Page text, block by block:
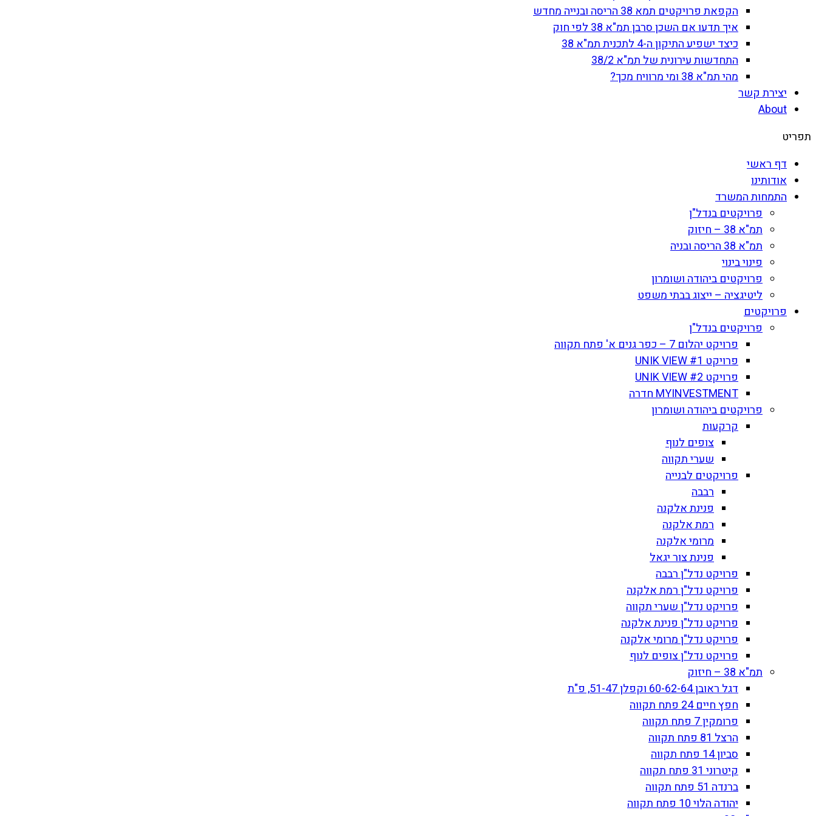
הקפאת פרויקטים תמא 38 הריסה ובנייה מחדש
איך תדעו אם השכן סרבן תמ"א 38 לפי חוק
כיצד ישפיע התיקון ה-4 לתכנית תמ"א 38
התחדשות עירונית של תמ"א 38/2
מהי תמ"א 38 ומי מרוויח מכך?
יצירת קשר
About
תפריט
דף ראשי
אודותינו
התמחות המשרד
פרויקטים בנדל"ן
תמ"א 38 – חיזוק
תמ"א 38 הריסה ובניה
פינוי בינוי
פרויקטים ביהודה ושומרון
ליטיגציה – ייצוג בבתי משפט
פרויקטים
פרויקטים בנדל"ן
פרויקט יהלום 7 – כפר גנים א' פתח תקווה
פרויקט UNIK VIEW #1
פרויקט UNIK VIEW #2
MYINVESTMENT חדרה
פרויקטים ביהודה ושומרון
קרקעות
צופים לנוף
שערי תקווה
פרויקטים לבנייה
רבבה
פנינת אלקנה
רמת אלקנה
מרומי אלקנה
פנינת צור יגאל
פרויקט נדל"ן רבבה
פרויקט נדל"ן רמת אלקנה
פרויקט נדל"ן שערי תקווה
פרויקט נדל"ן פנינת אלקנה
פרויקט נדל"ן מרומי אלקנה
פרויקט נדל"ן צופים לנוף
תמ"א 38 – חיזוק
דגל ראובן 60-62-64 וקפלן 51-47, פ"ת
חפץ חיים 24 פתח תקווה
פרומקין 7 פתח תקווה
הרצל 81 פתח תקווה
סביון 14 פתח תקווה
קיטרוני 31 פתח תקווה
ברנדה 51 פתח תקווה
יהודה הלוי 10 פתח תקווה